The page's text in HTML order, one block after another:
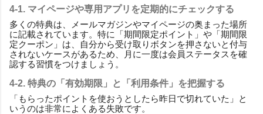
4-1. マイページや専用アプリを定期的にチェックする
多くの特典は、メールマガジンやマイページの奥まった場所
に記載されています。特に「期間限定ポイント」や「期間限
定クーポン」は、自分から受け取りボタンを押さないと付与
されないケースがあるため、月に一度は会員ステータスを確
認する習慣をつけましょう。
4-2. 特典の「有効期限」と「利用条件」を把握する
「もらったポイントを使おうとしたら昨日で切れていた」と
いうのは非常によくある失敗です。